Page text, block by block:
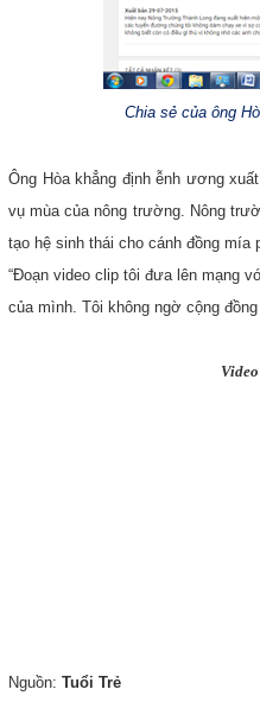
Chia sẻ của ông
Ông Hòa khẳng định ễnh ương
vụ mùa của nông trường. Nông
tạo hệ sinh thái cho cánh đồng
“Đoạn video clip tôi đưa lên mạng
của mình. Tôi không ngờ cộng
Nguồn: Tuổi Trẻ